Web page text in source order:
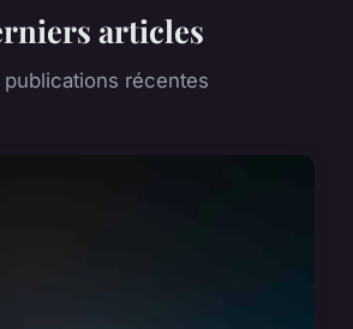
articles
publications récentes